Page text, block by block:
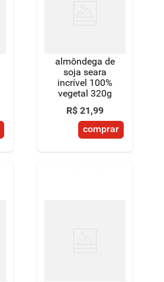
almôndega de
soja seara
incrível 100%
vegetal 320g
R$ 21,99
comprar